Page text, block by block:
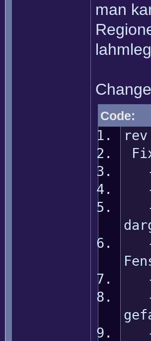
man
Code:
-
-
-
-
-
-
-